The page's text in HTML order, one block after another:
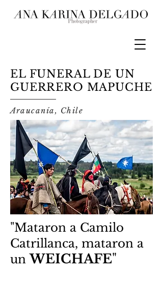
EL FUNERAL DE UN
GUERRERO MAPUCHE
Araucanía, Chile
"Mataron a Camilo
Catrillanca, mataron a
un WEICHAFE"